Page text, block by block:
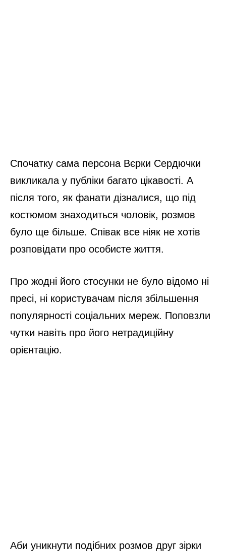
Спочатку сама персона Вєрки Сердючки
викликала у публіки багато цікавості. А
після того, як фанати дізналися, що під
костюмом знаходиться чоловік, розмов
було ще більше. Співак все ніяк не хотів
розповідати про особисте життя.
Про жодні його стосунки не було відомо ні
пресі, ні користувачам після збільшення
популярності соціальних мереж. Поповзли
чутки навіть про його нетрадиційну
орієнтацію.
Аби уникнути подібних розмов друг зірки